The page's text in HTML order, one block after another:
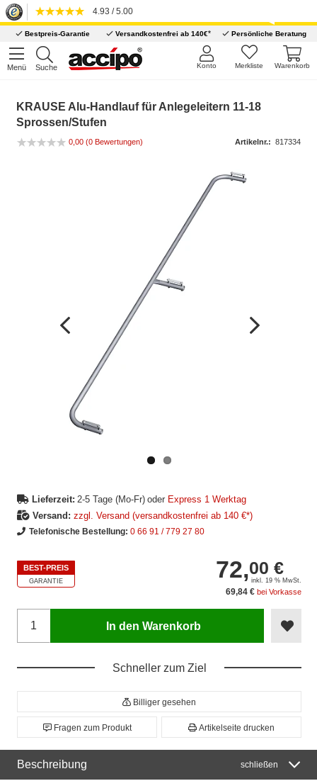
4.93 / 5.00
Bestpreis-Garantie Versandkostenfrei ab 140€* Persönliche Beratung
Menü Suche Warenkorb
Merkliste
Konto
KRAUSE Alu-Handlauf für Anlegeleitern 11-18
Sprossen/Stufen
0,00 (0 Bewertungen) Artikelnr.: 817334
Lieferzeit: 2-5 Tage (Mo-Fr) oder Express 1 Werktag
Versand: zzgl. Versand (versandkostenfrei ab 140 €*)
Telefonische Bestellung: 0 66 91 / 779 27 80
BEST-PREIS
GARANTIE 72,00 €
inkl. 19 % MwSt.
69,84 € bei Vorkasse
In den Warenkorb
Schneller zum Ziel
Billiger gesehen
Fragen zum Produkt Artikelseite drucken
Beschreibung schließen